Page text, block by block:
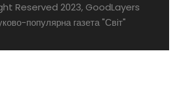
Reserved 2023, GoodLayers
популярна газета "Світ"